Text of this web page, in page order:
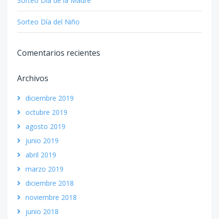
Sorteo Día del Niño
Comentarios recientes
Archivos
diciembre 2019
octubre 2019
agosto 2019
junio 2019
abril 2019
marzo 2019
diciembre 2018
noviembre 2018
junio 2018